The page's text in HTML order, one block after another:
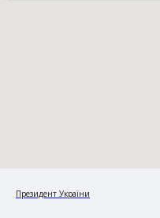
Президент України